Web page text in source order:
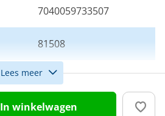
7040059733507
81508
XL
Navy
Lees meer
In winkelwagen